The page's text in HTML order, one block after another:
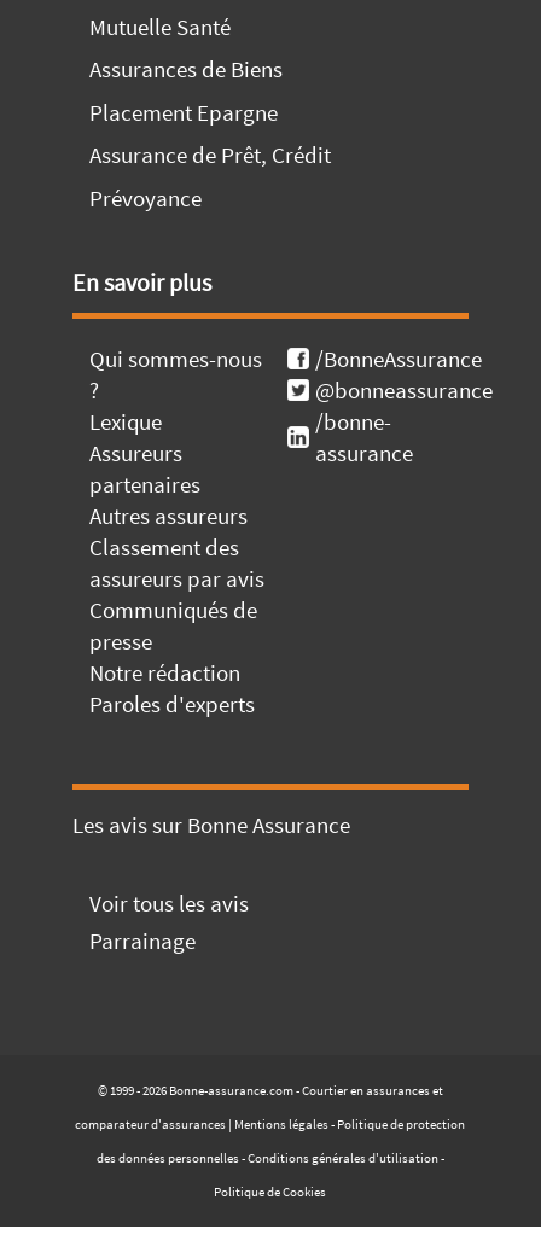
Mutuelle Santé
Assurances de Biens
Placement Epargne
Assurance de Prêt, Crédit
Prévoyance
En savoir plus
Qui sommes-nous
?
Lexique
Assureurs
partenaires
Autres assureurs
Classement des
assureurs par avis
Communiqués de
presse
Notre rédaction
Paroles d'experts
/BonneAssurance
@bonneassurance
/bonne-
assurance
Les avis sur Bonne Assurance
Voir tous les avis
Parrainage
© 1999 - 2026 Bonne-assurance.com - Courtier en assurances et
comparateur d'assurances | Mentions légales- Politique de protection
des données personnelles-Conditions générales d'utilisation-
Politique de Cookies